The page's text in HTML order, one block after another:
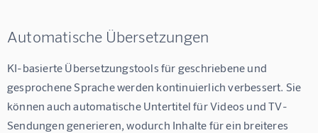
Automatische Übersetzungen
KI-basierte Übersetzungstools für geschriebene und
gesprochene Sprache werden kontinuierlich verbessert. Sie
können auch automatische Untertitel für Videos und TV-
Sendungen generieren, wodurch Inhalte für ein breiteres